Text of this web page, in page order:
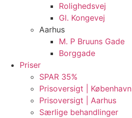
Rolighedsvej
Gl. Kongevej
Aarhus
M. P Bruuns Gade
Borggade
Priser
SPAR 35%
Prisoversigt | København
Prisoversigt | Aarhus
Særlige behandlinger